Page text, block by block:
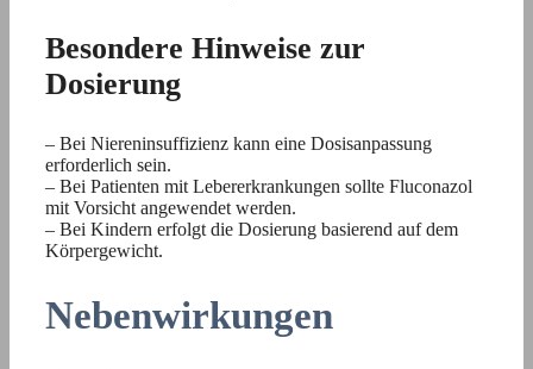
Besondere Hinweise zur
Dosierung
– Bei Niereninsuffizienz kann eine Dosisanpassung
erforderlich sein.
– Bei Patienten mit Lebererkrankungen sollte Fluconazol
mit Vorsicht angewendet werden.
– Bei Kindern erfolgt die Dosierung basierend auf dem
Körpergewicht.
Nebenwirkungen